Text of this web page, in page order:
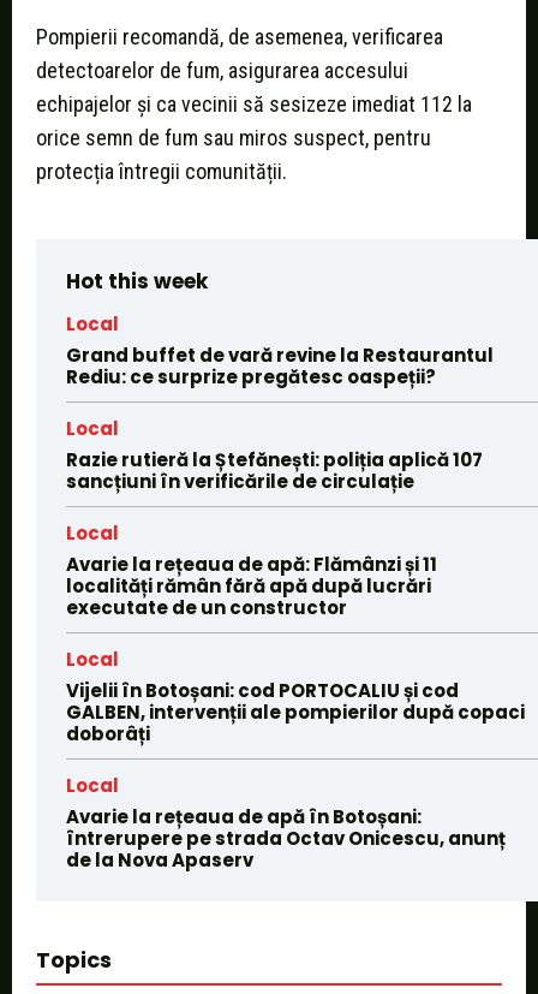
Pompierii recomandă, de asemenea, verificarea
detectoarelor de fum, asigurarea accesului
echipajelor şi ca vecinii să sesizeze imediat 112 la
orice semn de fum sau miros suspect, pentru
protecția întregii comunității.
Hot this week
Local
Grand buffet de vară revine la Restaurantul
Rediu: ce surprize pregătesc oaspeții?
Local
Razie rutieră la Ștefănești: poliția aplică 107
sancțiuni în verificările de circulație
Local
Avarie la rețeaua de apă: Flămânzi și 11
localități rămân fără apă după lucrări
executate de un constructor
Local
Vijelii în Botoșani: cod PORTOCALIU și cod
GALBEN, intervenții ale pompierilor după copaci
doborâți
Local
Avarie la rețeaua de apă în Botoșani:
întrerupere pe strada Octav Onicescu, anunț
de la Nova Apaserv
Topics